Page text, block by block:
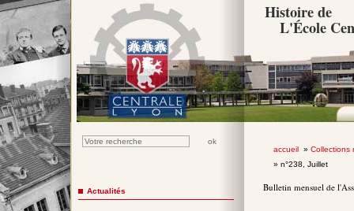
Histoire de
L'École
accueil» Collections
» n°238, Juillet
Bulletin mensuel de
Actualités